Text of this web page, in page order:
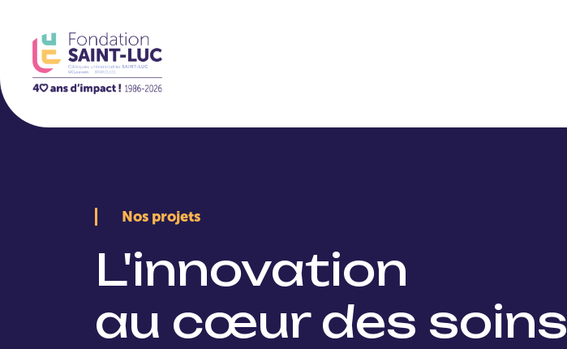
Nos projets
L'innovation
au cœur des soins